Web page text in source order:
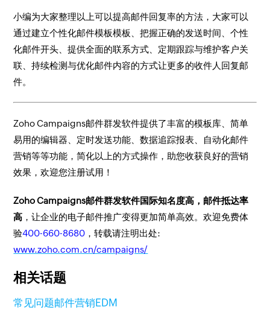
小编为大家整理以上可以提高邮件回复率的方法，大家可以
通过建立个性化邮件模板模板、把握正确的发送时间、个性
化邮件开头、提供全面的联系方式、定期跟踪与维护客户关
联、持续检测与优化邮件内容的方式让更多的收件人回复邮
件。
Zoho Campaigns邮件群发软件提供了丰富的模板库、简单
易用的编辑器、定时发送功能、数据追踪报表、自动化邮件
营销等等功能，简化以上的方式操作，助您收获良好的营销
效果，欢迎您注册试用！
Zoho Campaigns邮件群发软件国际知名度高，邮件抵达率
高 ，让企业的电子邮件推广变得更加简单高效。欢迎免费体
验400-660-8680 ，转载请注明出处:
www.zoho.com.cn/campaigns/
相关话题
常见问题邮件营销 EDM